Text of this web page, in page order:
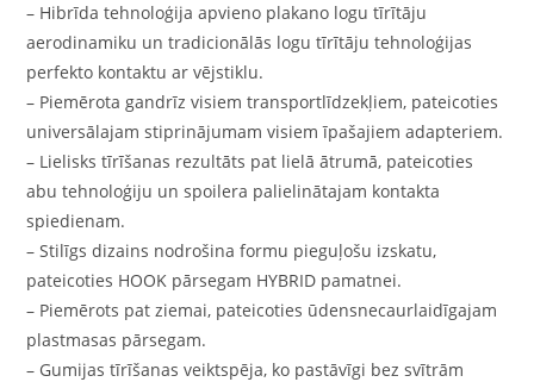
– Hibrīda tehnoloģija apvieno plakano logu tīrītāju
aerodinamiku un tradicionālās logu tīrītāju tehnoloģijas
perfekto kontaktu ar vējstiklu.
– Piemērota gandrīz visiem transportlīdzekļiem, pateicoties
universālajam stiprinājumam visiem īpašajiem adapteriem.
– Lielisks tīrīšanas rezultāts pat lielā ātrumā, pateicoties
abu tehnoloģiju un spoilera palielinātajam kontakta
spiedienam.
– Stilīgs dizains nodrošina formu pieguļošu izskatu,
pateicoties HOOK pārsegam HYBRID pamatnei.
– Piemērots pat ziemai, pateicoties ūdensnecaurlaidīgajam
plastmasas pārsegam.
– Gumijas tīrīšanas veiktspēja, ko pastāvīgi bez svītrām